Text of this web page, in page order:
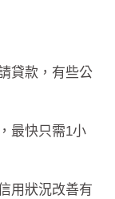
貸款，有些公
最快只需1小
用狀況改善有